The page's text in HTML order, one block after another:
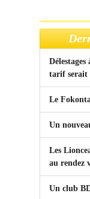
Délestages
tarif serait
Le
Un
Les
au rendez
Un club